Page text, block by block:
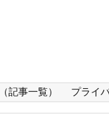
記事一覧） プライ